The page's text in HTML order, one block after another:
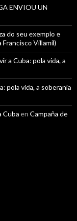
ENVIOU UN
do seu exemplo e
Villamil)
a Cuba: pola vida, a
pola vida, a soberanía
Cuba en Campaña de